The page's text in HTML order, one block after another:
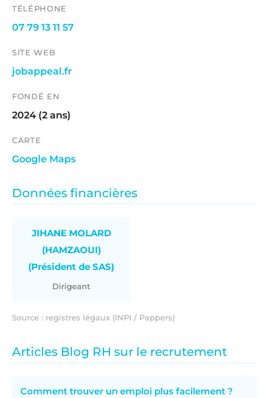
TÉLÉPHONE
07 79 13 11 57
SITE WEB
jobappeal.fr
FONDÉ EN
2024 (2 ans)
CARTE
Google Maps
Données financières
JIHANE MOLARD
(HAMZAOUI)
(Président de SAS)
Dirigeant
Source : registres légaux (INPI / Pappers)
Articles Blog RH sur le recrutement
Comment trouver un emploi plus facilement ?